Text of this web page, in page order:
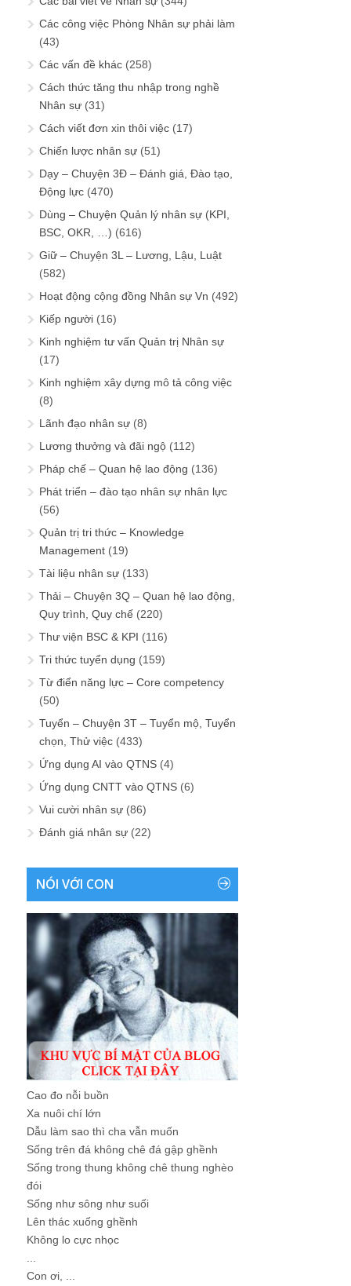
Các công việc Phòng Nhân sự phải làm
(43)
Các vấn đề khác (258)
Cách thức tăng thu nhập trong nghề
Nhân sự (31)
Cách viết đơn xin thôi việc (17)
Chiến lược nhân sự (51)
Dạy – Chuyện 3Đ – Đánh giá, Đào tạo,
Động lực (470)
Dùng – Chuyện Quản lý nhân sự (KPI,
BSC, OKR, …) (616)
Giữ – Chuyện 3L – Lương, Lậu, Luật
(582)
Hoạt động cộng đồng Nhân sự Vn (492)
Kiếp người (16)
Kinh nghiệm tư vấn Quản trị Nhân sự
(17)
Kinh nghiệm xây dựng mô tả công việc
(8)
Lãnh đạo nhân sự (8)
Lương thưởng và đãi ngộ (112)
Pháp chế – Quan hệ lao động (136)
Phát triển – đào tạo nhân sự nhân lực
(56)
Quản trị tri thức – Knowledge
Management (19)
Tài liệu nhân sự (133)
Thải – Chuyện 3Q – Quan hệ lao động,
Quy trình, Quy chế (220)
Thư viện BSC & KPI (116)
Tri thức tuyển dụng (159)
Từ điển năng lực – Core competency
(50)
Tuyển – Chuyện 3T – Tuyển mộ, Tuyển
chọn, Thử việc (433)
Ứng dụng AI vào QTNS (4)
Ứng dụng CNTT vào QTNS (6)
Vui cười nhân sự (86)
Đánh giá nhân sự (22)
NÓI VỚI CON
Cao đo nỗi buồn
Xa nuôi chí lớn
Dẫu làm sao thì cha vẫn muốn
Sống trên đá không chê đá gập ghềnh
Sống trong thung không chê thung nghèo
đói
Sống như sông như suối
Lên thác xuống ghềnh
Không lo cực nhọc
Con ơi, ...